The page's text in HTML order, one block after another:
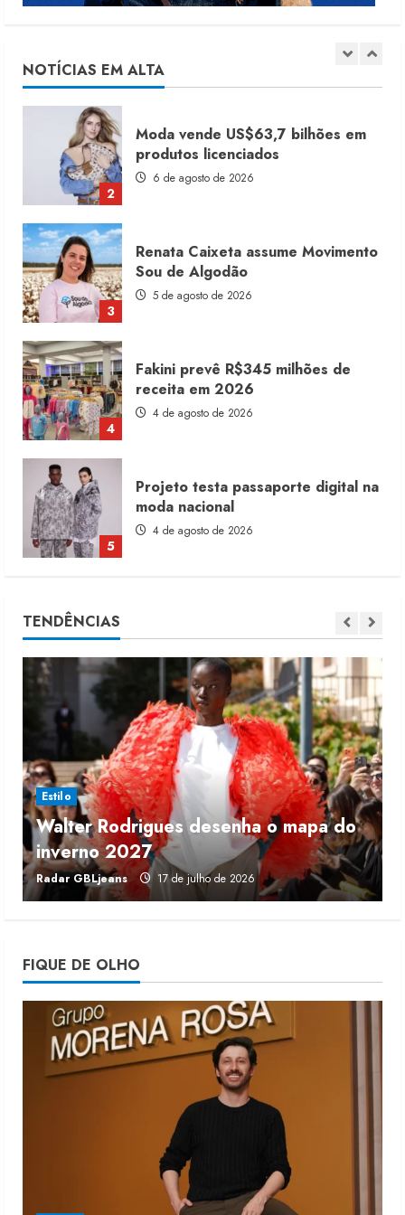
NOTÍCIAS EM ALTA
2
6 de agosto de 2026
3
Renata Caixeta assume Movimento
Sou de Algodão
5 de agosto de 2026
4
Fakini prevê R$345 milhões de
receita em 2026
4 de agosto de 2026
5
Projeto testa passaporte digital na
moda nacional
4 de agosto de 2026
1
Dia dos Pais reforça retomada da
moda no varejo
7 de agosto de 2026
2
3
Renata Caixeta assume Movimento
Sou de Algodão
5 de agosto de 2026
4
Fakini prevê R$345 milhões de
receita em 2026
4 de agosto de 2026
5
Projeto testa passaporte digital na
moda nacional
4 de agosto de 2026
TENDÊNCIAS
Estilo
Walter Rodrigues desenha o mapa do
inverno 2027
Radar GBLjeans 17 de julho de 2026
FIQUE DE OLHO